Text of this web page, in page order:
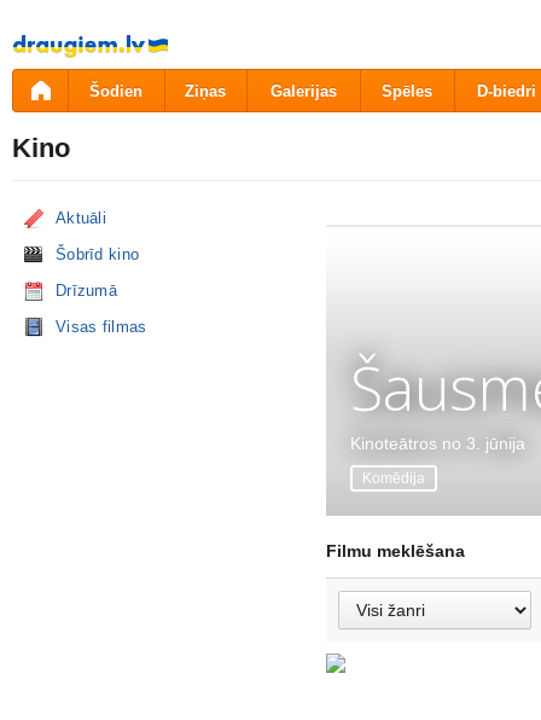
Pāriet
uz
saturu
Šodien Ziņas Galerijas Spēles D-biedri
Kino
Aktuāli
Šobrīd kino
Drīzumā
Visas filmas
Kinoteātros no 3. jūnija
Komēdija
Filmu meklēšana